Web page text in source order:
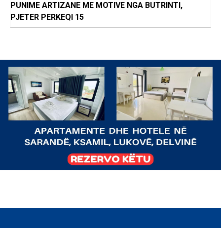
PUNIME ARTIZANE ME MOTIVE NGA BUTRINTI,
PJETER PERKEQI 15